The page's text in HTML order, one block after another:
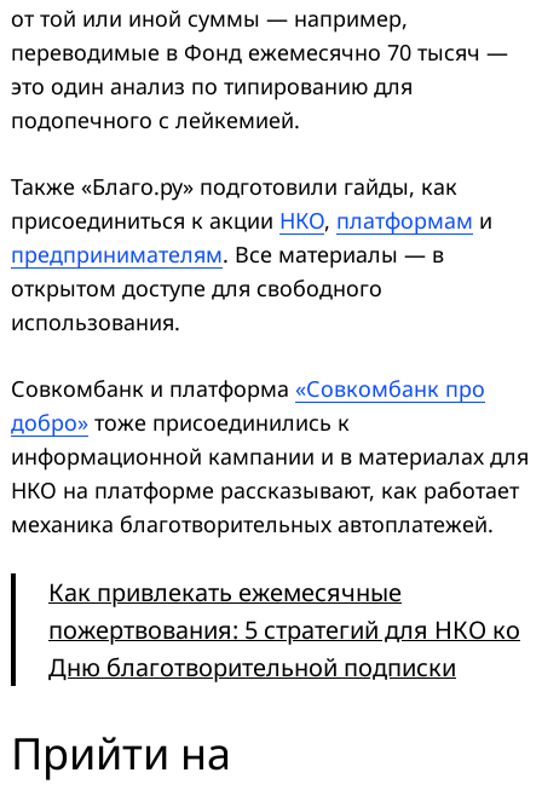
от той или иной суммы — например,
переводимые в Фонд ежемесячно 70 тысяч —
это один анализ по типированию для
подопечного с лейкемией.
Также «Благо.ру» подготовили гайды, как
присоединиться к акции НКО, платформам и
предпринимателям. Все материалы — в
открытом доступе для свободного
использования.
Совкомбанк и платформа «Совкомбанк про
добро» тоже присоединились к
информационной кампании и в материалах для
НКО на платформе рассказывают, как работает
механика благотворительных автоплатежей.
Как привлекать ежемесячные
пожертвования: 5 стратегий для НКО ко
Дню благотворительной подписки
Прийти на